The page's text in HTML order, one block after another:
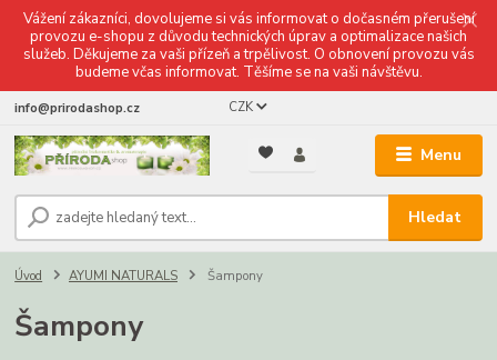
Vážení zákazníci, dovolujeme si vás informovat o dočasném přerušení
provozu e-shopu z důvodu technických úprav a optimalizace našich
služeb. Děkujeme za vaši přízeň a trpělivost. O obnovení provozu vás
budeme včas informovat. Těšíme se na vaši návštěvu.
Menu
CZK
Hledat
info@prirodashop.cz
Úvod AYUMI NATURALS Šampony
Šampony